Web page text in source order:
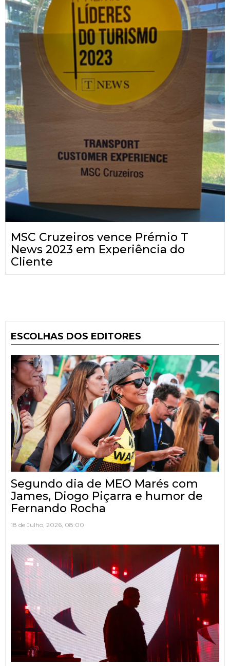
MSC Cruzeiros vence Prémio T
News 2023 em Experiência do
Cliente
ESCOLHAS DOS EDITORES
Segundo dia de MEO Marés com
James, Diogo Piçarra e humor de
Fernando Rocha
18 de Julho, 2026, 08:00